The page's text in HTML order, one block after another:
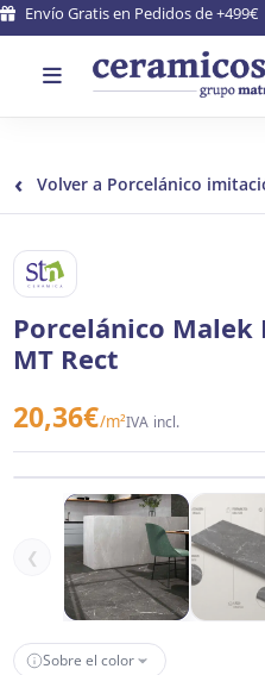
Envío Gratis en Pedidos de +499€
‹ Volver a Porcelánico
STN CERAMICA
Porcelánico Malek
MT Rect
20,36€/m²IVA incl.
❮
Sobre el color